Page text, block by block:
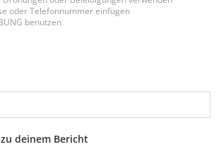
oder Telefonnummer einfügen
benutzen
deinem Bericht